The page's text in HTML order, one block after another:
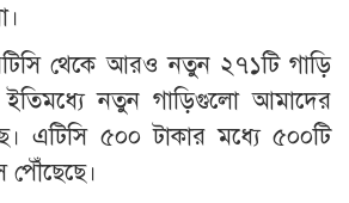
থেকে আরও নতুন ২৭১টি গাড়ি
নতুন গাড়িগুলো আমাদের
এটিসি ৫০০ টাকার মধ্যে ৫০০টি
পৌঁছেছে।